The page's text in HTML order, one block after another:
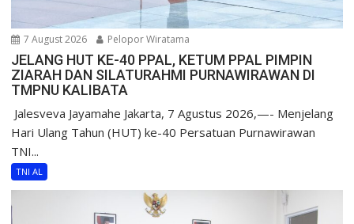
7 August 2026 Pelopor Wiratama
JELANG HUT KE-40 PPAL, KETUM PPAL PIMPIN
ZIARAH DAN SILATURAHMI PURNAWIRAWAN DI
TMPNU KALIBATA
​ Jalesveva Jayamahe Jakarta, 7 Agustus 2026,—- Menjelang
Hari Ulang Tahun (HUT) ke-40 Persatuan Purnawirawan
TNI...
TNI AL